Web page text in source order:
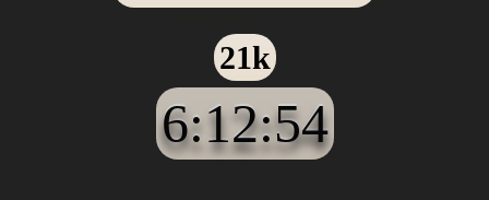
21k
6:12:54